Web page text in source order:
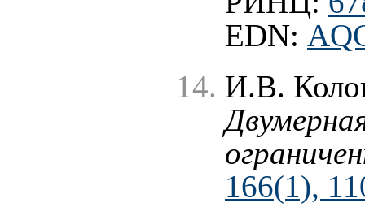
EDN:
И.В.
166(1),